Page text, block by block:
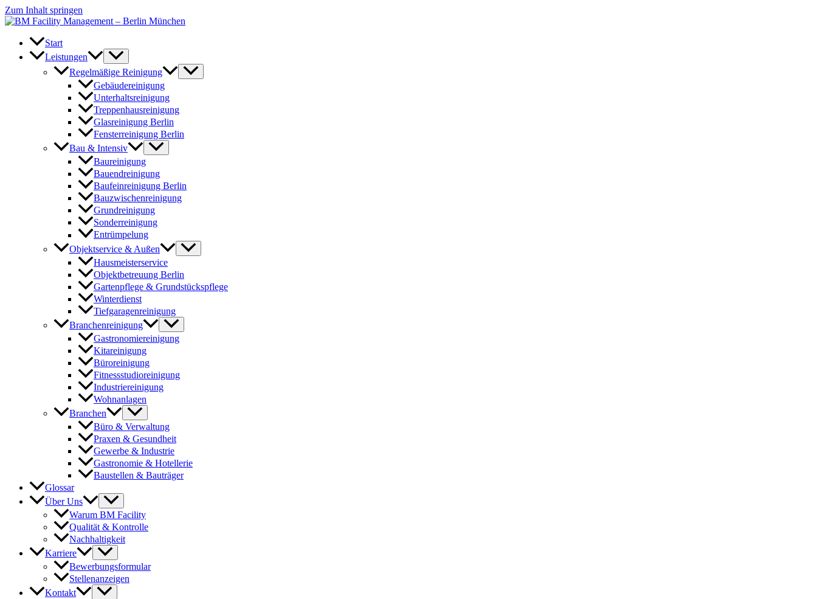
Zum Inhalt springen
Start
Leistungen
Regelmäßige Reinigung
Gebäudereinigung
Unterhaltsreinigung
Treppenhausreinigung
Glasreinigung Berlin
Fensterreinigung Berlin
Bau & Intensiv
Baureinigung
Bauendreinigung
Baufeinreinigung Berlin
Bauzwischenreinigung
Grundreinigung
Sonderreinigung
Entrümpelung
Objektservice & Außen
Hausmeisterservice
Objektbetreuung Berlin
Gartenpflege & Grundstückspflege
Winterdienst
Tiefgaragenreinigung
Branchenreinigung
Gastronomiereinigung
Kitareinigung
Büroreinigung
Fitnessstudioreinigung
Industriereinigung
Wohnanlagen
Branchen
Büro & Verwaltung
Praxen & Gesundheit
Gewerbe & Industrie
Gastronomie & Hotellerie
Baustellen & Bauträger
Glossar
Über Uns
Warum BM Facility
Qualität & Kontrolle
Nachhaltigkeit
Karriere
Bewerbungsformular
Stellenanzeigen
Kontakt